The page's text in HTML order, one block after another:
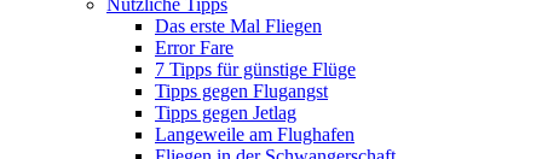
Nützliche Tipps
Das erste Mal Fliegen
Error Fare
7 Tipps für günstige Flüge
Tipps gegen Flugangst
Tipps gegen Jetlag
Langeweile am Flughafen